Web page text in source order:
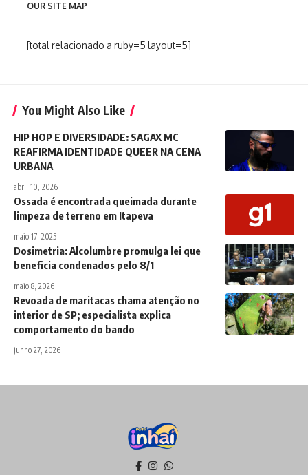
OUR SITE MAP
[total relacionado a ruby=5 layout=5]
You Might Also Like
HIP HOP E DIVERSIDADE: SAGAX MC
REAFIRMA IDENTIDADE QUEER NA CENA
URBANA
abril 10, 2026
Ossada é encontrada queimada durante
limpeza de terreno em Itapeva
maio 17, 2025
Dosimetria: Alcolumbre promulga lei que
beneficia condenados pelo 8/1
maio 8, 2026
Revoada de maritacas chama atenção no
interior de SP; especialista explica
comportamento do bando
junho 27, 2026